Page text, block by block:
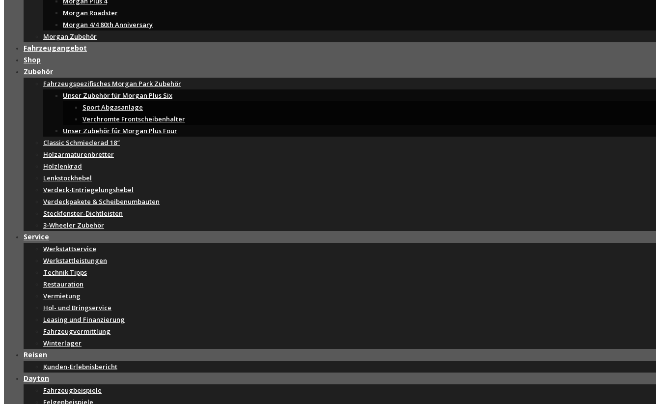
Morgan Roadster
Morgan 4/4 80th Anniversary
Morgan Zubehör
Fahrzeugangebot
Shop
Zubehör
Fahrzeugspezifisches Morgan Park Zubehör
Unser Zubehör für Morgan Plus Six
Sport Abgasanlage
Verchromte Frontscheibenhalter
Unser Zubehör für Morgan Plus Four
Classic Schmiederad 18″
Holzarmaturenbretter
Holzlenkrad
Lenkstockhebel
Verdeck-Entriegelungshebel
Verdeckpakete & Scheibenumbauten
Steckfenster-Dichtleisten
3-Wheeler Zubehör
Service
Werkstattservice
Werkstattleistungen
Technik Tipps
Restauration
Vermietung
Hol- und Bringservice
Leasing und Finanzierung
Fahrzeugvermittlung
Winterlager
Reisen
Kunden-Erlebnisbericht
Dayton
Fahrzeugbeispiele
Felgenbeispiele